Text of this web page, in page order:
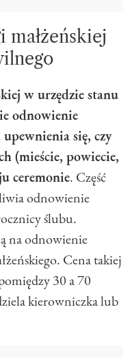
małżeńskiej
w urzędzie stanu
odnowienie
się, czy
(mieście, powiecie,
ceremonie. Część
odnowienie
ślubu.
na odnowienie
Cena takiej
30 a 70
kierowniczka lub